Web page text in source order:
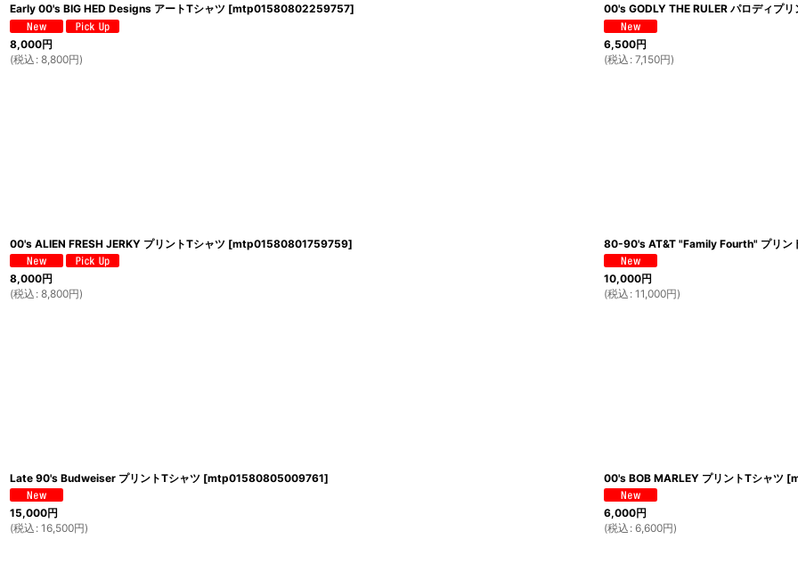
Early 00's BIG HED Designs アートTシャツ [mtp01580802259757]
8,000円
(税込 : 8,800円)
00's GODLY THE RULER パロディプリ
6,500円
(税込 : 7,150円)
00's ALIEN FRESH JERKY プリントTシャツ [mtp01580801759759]
8,000円
(税込 : 8,800円)
80-90's AT&T "Family Fourth" プリン
10,000円
(税込 : 11,000円)
Late 90's Budweiser プリントTシャツ [mtp01580805009761]
15,000円
(税込 : 16,500円)
00's BOB MARLEY プリントTシャツ [
6,000円
(税込 : 6,600円)